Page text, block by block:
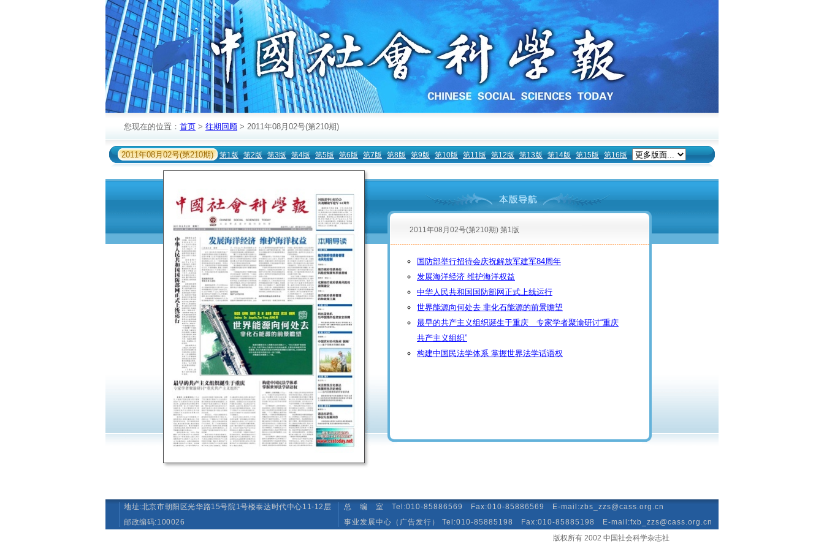
您现在的位置： 首页 > 往期回顾 > 2011年08月02号(第210期)
2011年08月02号(第210期) 第1版 第2版 第3版 第4版 第5版 第6版 第7版 第8版 第9版 第10版 第11版 第12版 第13版 第14版 第15版 第16版
2011年08月02号(第210期) 第1版
国防部举行招待会庆祝解放军建军84周年
发展海洋经济 维护海洋权益
中华人民共和国国防部网正式上线运行
世界能源向何处去 非化石能源的前景瞻望
最早的共产主义组织诞生于重庆 专家学者聚渝研讨“重庆
共产主义组织”
构建中国民法学体系 掌握世界法学话语权
地址:北京市朝阳区光华路15号院1号楼泰达时代中心11-12层
邮政编码:100026
总 编 室 Tel:010-85886569 Fax:010-85886569 E-mail:zbs_zzs@cass.org.cn
事业发展中心（广告发行） Tel:010-85885198 Fax:010-85885198 E-mail:fxb_zzs@cass.org.cn
版权所有 2002 中国社会科学杂志社